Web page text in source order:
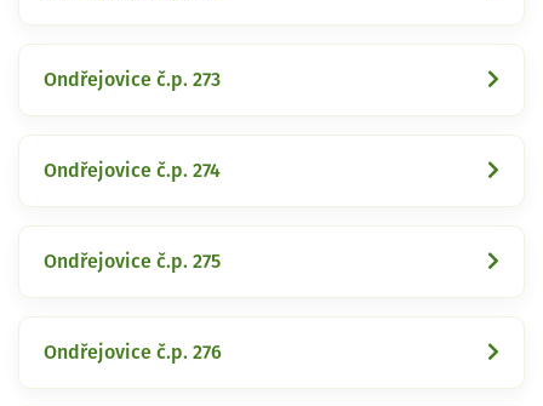
Ondřejovice č.p. 273
Ondřejovice č.p. 274
Ondřejovice č.p. 275
Ondřejovice č.p. 276